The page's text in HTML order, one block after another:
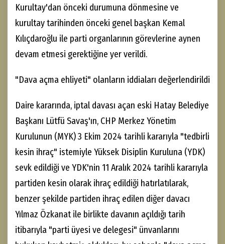
Kurultay'dan önceki durumuna dönmesine ve
kurultay tarihinden önceki genel başkan Kemal
Kılıçdaroğlu ile parti organlarının görevlerine aynen
devam etmesi gerektiğine yer verildi.
"Dava açma ehliyeti" olanların iddiaları değerlendirildi
Daire kararında, iptal davası açan eski Hatay Belediye
Başkanı Lütfü Savaş'ın, CHP Merkez Yönetim
Kurulunun (MYK) 3 Ekim 2024 tarihli kararıyla "tedbirli
kesin ihraç" istemiyle Yüksek Disiplin Kuruluna (YDK)
sevk edildiği ve YDK'nin 11 Aralık 2024 tarihli kararıyla
partiden kesin olarak ihraç edildiği hatırlatılarak,
benzer şekilde partiden ihraç edilen diğer davacı
Yılmaz Özkanat ile birlikte davanın açıldığı tarih
itibarıyla "parti üyesi ve delegesi" ünvanlarını